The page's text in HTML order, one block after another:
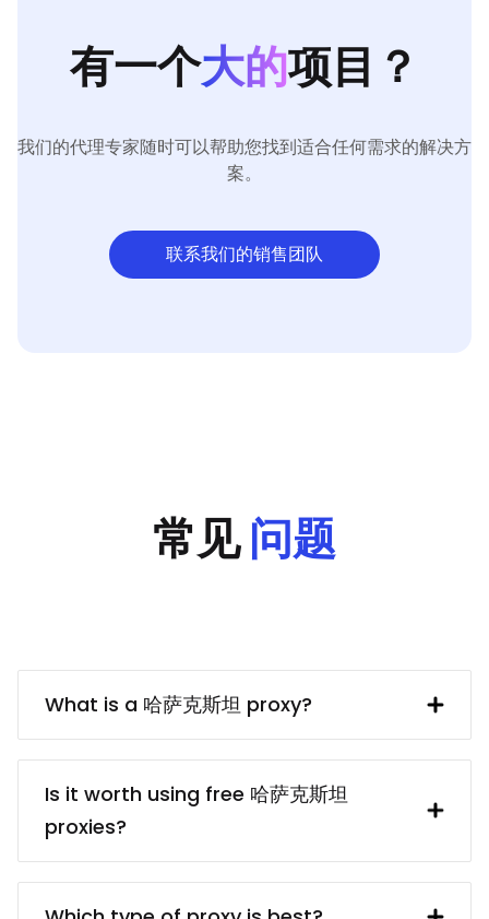
有一个大的项目？
我们的代理专家随时可以帮助您找到适合任何需求的解决方
案。
联系我们的销售团队
常见问题
What is a 哈萨克斯坦 proxy?
A 哈萨克斯坦 IP address provided by a
proxy server. In turn, the proxy server
obtains said IP address from a UK
resident. Using a 哈萨克斯坦 proxy makes
interacting with British websites and
Is it worth using free 哈萨克斯坦
proxies?
free 哈萨克斯坦 proxy servers usually are
dangerous because of the privacy and